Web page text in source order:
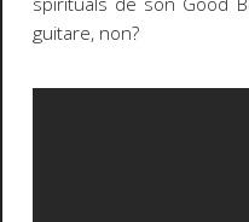
guitare, non?